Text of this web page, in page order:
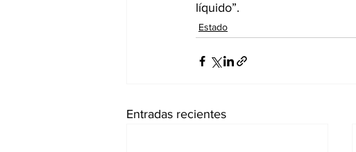
líquido”.
Estado
Entradas recientes